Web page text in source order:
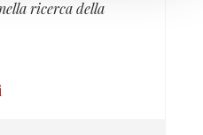
ricerca della